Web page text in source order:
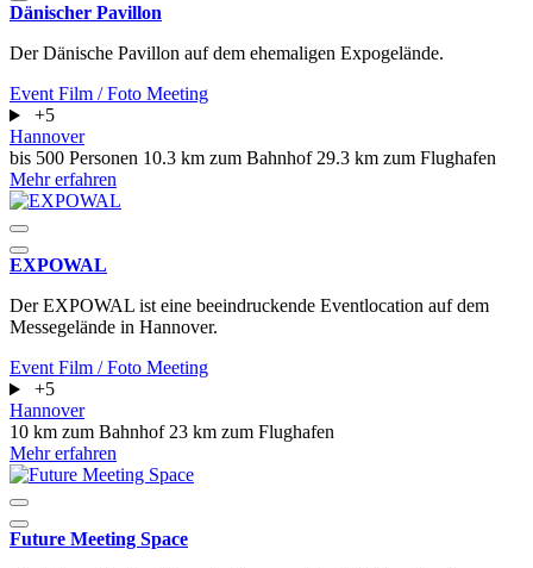
Dänischer Pavillon
Der Dänische Pavillon auf dem ehemaligen Expogelände.
Event Film / Foto Meeting
+5
Hannover
bis 500 Personen 10.3 km zum Bahnhof 29.3 km zum Flughafen
Mehr erfahren
EXPOWAL
Der EXPOWAL ist eine beeindruckende Eventlocation auf dem
Messegelände in Hannover.
Event Film / Foto Meeting
+5
Hannover
10 km zum Bahnhof 23 km zum Flughafen
Mehr erfahren
Future Meeting Space